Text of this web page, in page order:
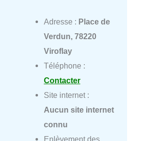
Adresse : Place de
Verdun, 78220
Viroflay
Téléphone :
Contacter
Site internet :
Aucun site internet
connu
Enlèvement des